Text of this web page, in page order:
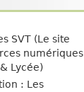
SVT (Le site
numériques
Lycée)
: Les